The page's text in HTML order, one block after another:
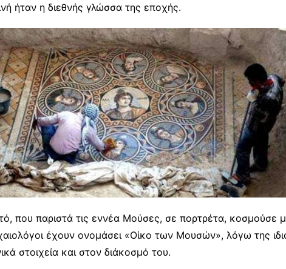
ήταν η διεθνής γλώσσα της εποχής.
που παριστά τις εννέα Μούσες, σε πορτρέτα, κοσμούσε
έχουν ονομάσει «Οίκο των Μουσών», λόγω της
στοιχεία και στον διάκοσμό του.